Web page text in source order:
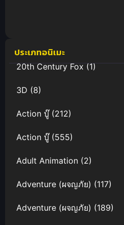
ประเภทอนิเมะ
20th Century Fox(1)
3D (8)
Action บู๊(212)
Action บู๊(555)
Adult Animation (2)
Adventure (ผจญภัย) (117)
Adventure (ผจญภัย) (189)